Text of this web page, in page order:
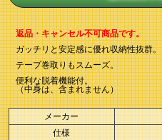
返品・キャンセル不可商品です。
ガッチリと安定感に優れ収納性抜群。
テープ巻取りもスムーズ。
便利な脱着機能付。
（中身は、含まれません）
メーカー
仕様